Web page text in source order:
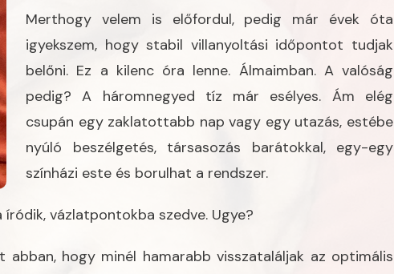
Merthogy velem is előfordul, pedig már évek óta
igyekszem, hogy stabil villanyoltási időpontot tudjak
belőni. Ez a kilenc óra lenne. Álmaimban. A valóság
pedig? A háromnegyed tíz már esélyes. Ám elég
csupán egy zaklatottabb nap vagy egy utazás, estébe
nyúló beszélgetés, társasozás barátokkal, egy-egy
színházi este és borulhat a rendszer.
vázlatpontokba szedve. Ugye?
abban, hogy minél hamarabb visszataláljak az optimális